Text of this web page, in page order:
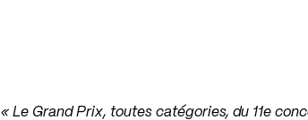
« Le Grand Prix, toutes catégories, du 11e